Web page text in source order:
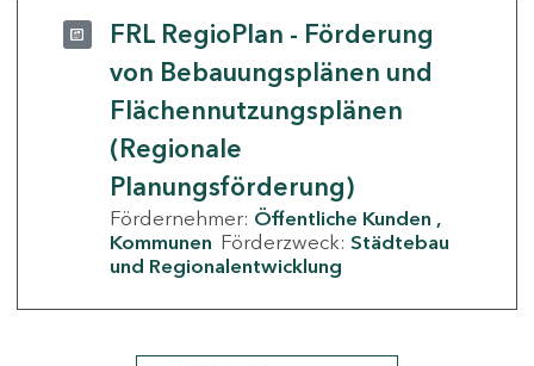
FRL RegioPlan - Förderung
von Bebauungsplänen und
Flächennutzungsplänen
(Regionale
Planungsförderung)
Fördernehmer: Öffentliche Kunden
Kommunen Förderzweck: Städtebau
und Regionalentwicklung